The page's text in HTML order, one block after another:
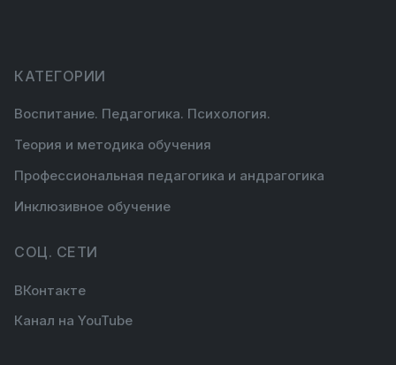
КАТЕГОРИИ
Воспитание. Педагогика. Психология.
Теория и методика обучения
Профессиональная педагогика и андрагогика
Инклюзивное обучение
СОЦ. СЕТИ
ВКонтакте
Канал на YouTube